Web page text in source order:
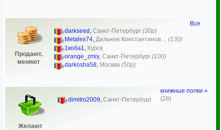
Продают,
меняют
darkseed , Санкт-Петербург (30р)
Metalex74, Дальнее Константинов… (130)
1коба1
Курск
orange_zmiy, Санкт-Петербург (100)
darkosha58, Москва (50р)
Желают
dimitro2009, Санкт-Петербург
Все
книжные полки »
(28)